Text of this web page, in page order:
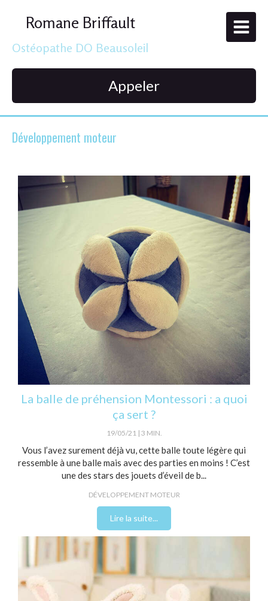
Romane Briffault
Ostéopathe DO Beausoleil
Appeler
Développement moteur
La balle de préhension Montessori : a quoi
ça sert ?
19/05/21 3 MIN.
Vous l’avez surement déjà vu, cette balle toute légère qui
ressemble à une balle mais avec des parties en moins ! C’est
une des stars des jouets d’éveil de b...
DÉVELOPPEMENT MOTEUR
Lire la suite...